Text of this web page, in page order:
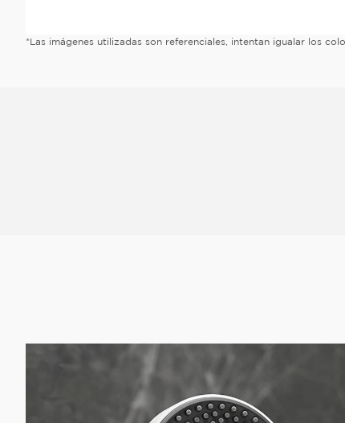
*Las imágenes utilizadas son referenciales, intentan igualar los